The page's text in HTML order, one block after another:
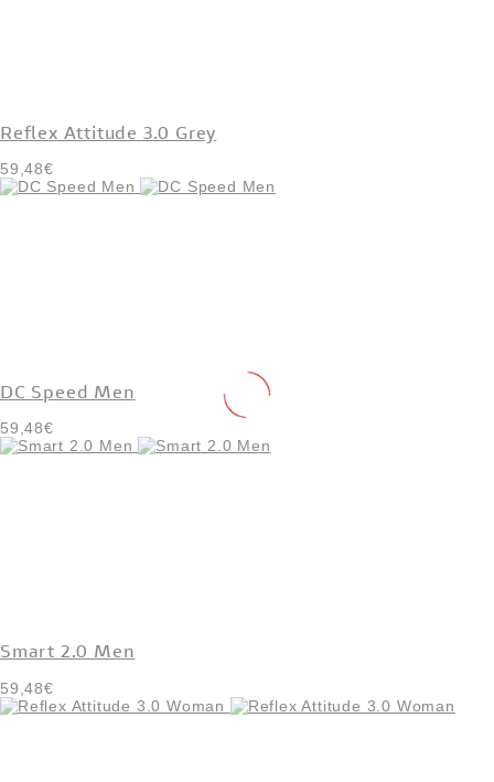
Reflex Attitude 3.0 Grey
59,48€
DC Speed Men
59,48€
Smart 2.0 Men
59,48€